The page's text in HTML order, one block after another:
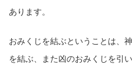
あります。
おみくじを結ぶということは、
を結ぶ、また凶のおみくじを引